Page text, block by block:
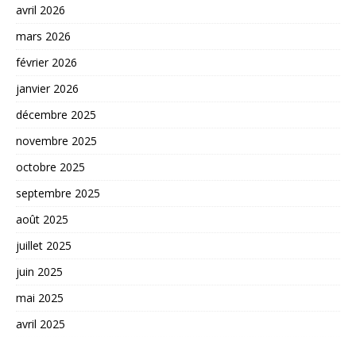
avril 2026
mars 2026
février 2026
janvier 2026
décembre 2025
novembre 2025
octobre 2025
septembre 2025
août 2025
juillet 2025
juin 2025
mai 2025
avril 2025